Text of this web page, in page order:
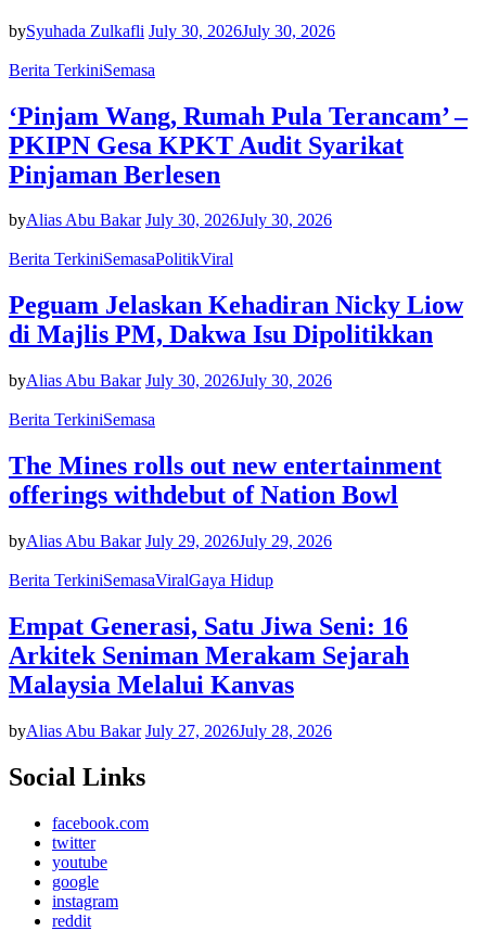
bySyuhada Zulkafli July 30, 2026July 30, 2026
Berita TerkiniSemasa
‘Pinjam Wang, Rumah Pula Terancam’ –
PKIPN Gesa KPKT Audit Syarikat
Pinjaman Berlesen
byAlias Abu Bakar July 30, 2026July 30, 2026
Berita TerkiniSemasaPolitikViral
Peguam Jelaskan Kehadiran Nicky Liow
di Majlis PM, Dakwa Isu Dipolitikkan
byAlias Abu Bakar July 30, 2026July 30, 2026
Berita TerkiniSemasa
The Mines rolls out new entertainment
offerings withdebut of Nation Bowl
byAlias Abu Bakar July 29, 2026July 29, 2026
Berita TerkiniSemasaViralGaya Hidup
Empat Generasi, Satu Jiwa Seni: 16
Arkitek Seniman Merakam Sejarah
Malaysia Melalui Kanvas
byAlias Abu Bakar July 27, 2026July 28, 2026
Social Links
facebook.com
twitter
youtube
google
instagram
reddit